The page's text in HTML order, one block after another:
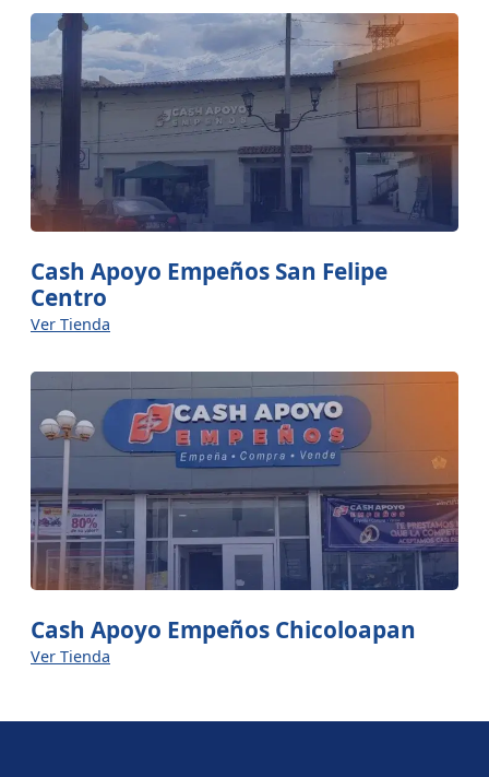
Cash Apoyo Empeños San Felipe
Centro
Ver Tienda
Cash Apoyo Empeños Chicoloapan
Ver Tienda